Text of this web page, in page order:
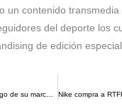
un contenido transmedia
del deporte los
de edición
Bavaria reemplazará el logo de su marca Cerveza Aguila en las camisetas de los jugadores menores de edad